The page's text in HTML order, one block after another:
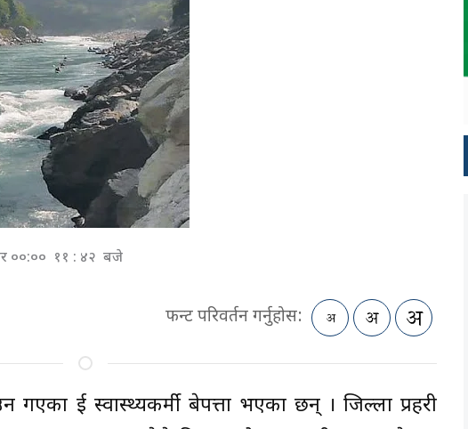
००:०० ११ : ४२ बजे
फन्ट परिवर्तन गर्नुहोस:
गएका दुई स्वास्थ्यकर्मी बेपत्ता भएका छन् । जिल्ला प्रहरी